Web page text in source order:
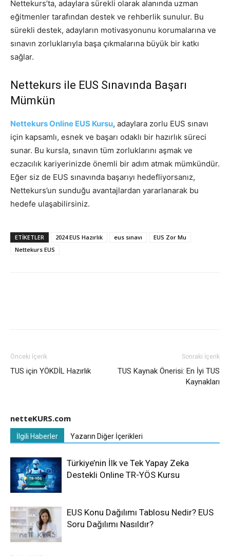
Nettekurs’ta, adaylara sürekli olarak alanında uzman
eğitmenler tarafından destek ve rehberlik sunulur. Bu
sürekli destek, adayların motivasyonunu korumalarına ve
sınavın zorluklarıyla başa çıkmalarına büyük bir katkı
sağlar.
Nettekurs ile EUS Sınavında Başarı
Mümkün
Nettekurs Online EUS Kursu, adaylara zorlu EUS sınavı
için kapsamlı, esnek ve başarı odaklı bir hazırlık süreci
sunar. Bu kursla, sınavın tüm zorluklarını aşmak ve
eczacılık kariyerinizde önemli bir adım atmak mümkündür.
Eğer siz de EUS sınavında başarıyı hedefliyorsanız,
Nettekurs’un sunduğu avantajlardan yararlanarak bu
hedefe ulaşabilirsiniz.
ETIKETLER 2024 EUS Hazırlık eus sınavı
EUS Zor Mu
Nettekurs EUS
Önceki İçerik
TUS için YÖKDİL Hazırlık
Sonraki İçerik
TUS Kaynak Önerisi: En İyi TUS
Kaynakları
netteKURS.com
İlgili Haberler Yazarın Diğer İçerikleri
Türkiye’nin İlk ve Tek Yapay Zeka
Destekli Online TR-YÖS Kursu
EUS Konu Dağılımı Tablosu Nedir? EUS
Soru Dağılımı Nasıldır?